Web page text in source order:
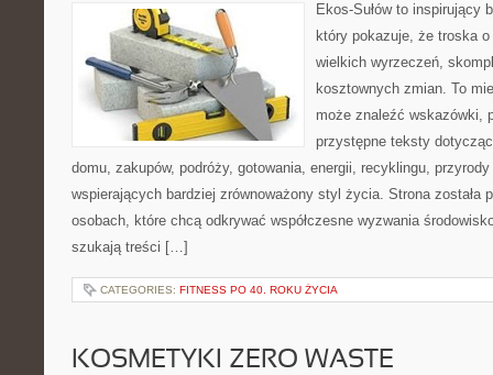
Ekos-Sułów to inspirujący
który pokazuje, że troska
wielkich wyrzeczeń,
kosztownych zmian. To
może znaleźć wskazówki,
przystępne teksty
domu, zakupów, podróży, gotowania, energii, recyklingu,
wspierających bardziej zrównoważony styl życia. Strona została
osobach, które chcą odkrywać współczesne wyzwania
szukają treści […]
CATEGORIES: FITNESS PO 40. ROKU ŻYCIA
KOSMETYKI ZERO WASTE